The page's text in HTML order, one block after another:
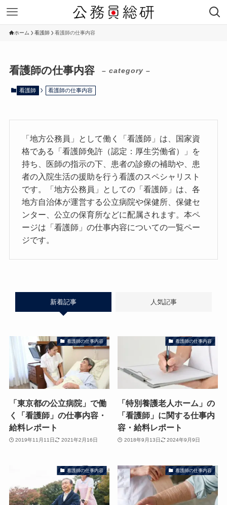
ホーム 看護師 看護師の仕事内容
看護師の仕事内容 – category –
看護師 看護師の仕事内容
「地方公務員」として働く「看護師」は、国家資
格である「看護師免許（認定：厚生労働省）」を
持ち、医師の指示の下、患者の診療の補助や、患
者の入院生活の援助を行う看護のスペシャリスト
です。「地方公務員」としての「看護師」は、各
地方自治体が運営する公立病院や保健所、保健セ
ンター、公立の保育所などに配属されます。本ペ
ージは「看護師」の仕事内容についての一覧ペー
ジです。
新着記事 人気記事
看護師の仕事内容
「東京都の公立病院」で働
く「看護師」の仕事内容・
給料レポート
2019年11月11日 2021年2月16日
看護師の仕事内容
「特別養護老人ホーム」の
「看護師」に関する仕事内
容・給料レポート
2018年9月13日 2024年9月9日
看護師の仕事内容 看護師の仕事内容